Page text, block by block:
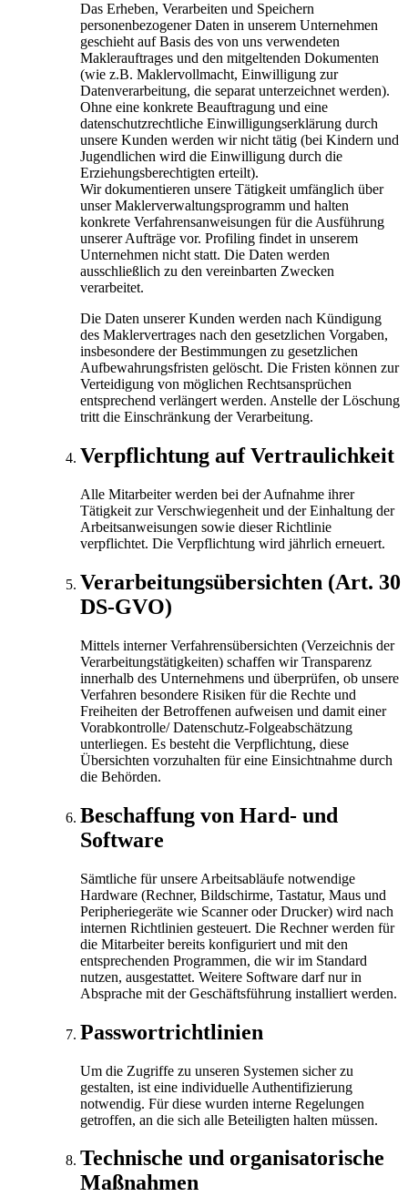
Das Erheben, Verarbeiten und Speichern
personenbezogener Daten in unserem Unternehmen
geschieht auf Basis des von uns verwendeten
Maklerauftrages und den mitgeltenden Dokumenten
(wie z.B. Maklervollmacht, Einwilligung zur
Datenverarbeitung, die separat unterzeichnet werden).
Ohne eine konkrete Beauftragung und eine
datenschutzrechtliche Einwilligungserklärung durch
unsere Kunden werden wir nicht tätig (bei Kindern und
Jugendlichen wird die Einwilligung durch die
Erziehungsberechtigten erteilt).
Wir dokumentieren unsere Tätigkeit umfänglich über
unser Maklerverwaltungsprogramm und halten
konkrete Verfahrensanweisungen für die Ausführung
unserer Aufträge vor. Profiling findet in unserem
Unternehmen nicht statt. Die Daten werden
ausschließlich zu den vereinbarten Zwecken
verarbeitet.
Die Daten unserer Kunden werden nach Kündigung
des Maklervertrages nach den gesetzlichen Vorgaben,
insbesondere der Bestimmungen zu gesetzlichen
Aufbewahrungs­fristen gelöscht. Die Fristen können zur
Verteidigung von möglichen Rechtsansprüchen
entsprechend verlängert werden. Anstelle der Löschung
tritt die Einschränkung der Verarbeitung.
Verpflichtung auf Vertraulichkeit
Alle Mitarbeiter werden bei der Aufnahme ihrer
Tätigkeit zur Verschwiegenheit und der Einhaltung der
Arbeitsanweisungen sowie dieser Richtlinie
verpflichtet. Die Verpflichtung wird jährlich erneuert.
Verarbeitungsübersichten (Art. 30
DS-GVO)
Mittels interner Verfahrensübersichten (Verzeichnis der
Verarbeitungstätigkeiten) schaffen wir Transparenz
innerhalb des Unternehmens und überprüfen, ob unsere
Verfahren besondere Risiken für die Rechte und
Freiheiten der Betroffenen aufweisen und damit einer
Vorabkontrolle/ Datenschutz-Folgeabschätzung
unterliegen. Es besteht die Verpflichtung, diese
Übersichten vorzuhalten für eine Einsichtnahme durch
die Behörden.
Beschaffung von Hard- und
Software
Sämtliche für unsere Arbeitsabläufe notwendige
Hardware (Rechner, Bildschirme, Tastatur, Maus und
Peripheriegeräte wie Scanner oder Drucker) wird nach
internen Richtlinien gesteuert. Die Rechner werden für
die Mitarbeiter bereits konfiguriert und mit den
entsprechenden Programmen, die wir im Standard
nutzen, ausgestattet. Weitere Software darf nur in
Absprache mit der Geschäftsführung installiert werden.
Passwortrichtlinien
Um die Zugriffe zu unseren Systemen sicher zu
gestalten, ist eine individuelle Authentifizierung
notwendig. Für diese wurden interne Regelungen
getroffen, an die sich alle Beteiligten halten müssen.
Technische und organisatorische
Maßnahmen